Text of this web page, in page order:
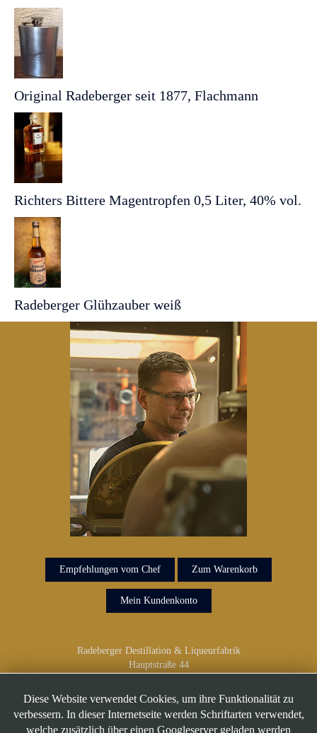
Original Radeberger seit 1877, Flachmann
Richters Bittere Magentropfen 0,5 Liter, 40% vol.
Radeberger Glühzauber weiß
Empfehlungen vom Chef Zum Warenkorb
Mein Kundenkonto
Radeberger Destillation & Liqueurfabrik
Hauptstraße 44
Telefon: 03528/418 918
Diese Website verwendet Cookies, um ihre Funktionalität zu
verbessern. In dieser Internetseite werden Schriftarten verwendet,
welche zusätzlich über einen Googleserver geladen werden